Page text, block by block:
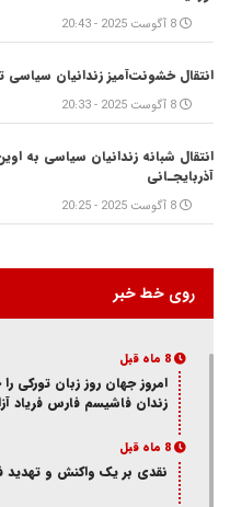
8 آگوست 2025 - 20:43
انتقال خشونت‌آمیز زندانیان سیاسی
8 آگوست 2025 - 20:33
انتقال شبانه زندانیان سیاسی به
آذربایجـانی
8 آگوست 2025 - 20:25
روی خط خبر
8 ماه قبل
امروز جهان روز زبان تورکی
زندان فاشیسم فارس فریاد
8 ماه قبل
نقدی بر یک واکنش و‌ تهدید